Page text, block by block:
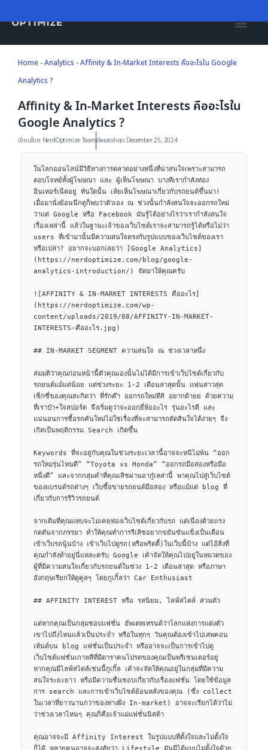
to
Home -Analytics -Affinity & In-Market Interests คืออะไรใน Google
Analytics ?
Affinity & In-Market Interests คืออะไรใน
Google Analytics ?
เขียนโดย NerdOptimize Teamอัพเดตล่าสุด December 25, 2024
ในโลกออนไลน์มีวิธีทางการตลาดอย่างหนึ่งที่น่าสนใจเพราะสามารถ
ตอบโจทย์ทั้งผู้โฆษณา และ ผู้เห็นโฆษณา บางทีเรากำลังท่อง
อินเทอร์เน็ตอยู่ ทันใดนั้น เห้ยเห็นโฆษณาเกี่ยวกับรถยนต์ขึ้นมา!
เมื่อมานั่งย้อนนึกดูก็พบว่าตัวเอง ณ ช่วงนั้นกำลังสนใจจะออกรถใหม่
ว่าแต่ Google หรือ Facebook มันรู้ได้อย่างไรว่าเรากำลังสนใจ
เรื่องเหล่านี้ แล้วในฐานะเจ้าของเว็บไซต์เราจะสามารถรู้ได้หรือไม่ว่า
users ที่เข้ามานั้นมีความสนใจตรงกับรูปแบบของเว็บไซต์ของเรา
หรือเปล่า? อยากจะบอกเลยว่า [Google Analytics]
(https://nerdoptimize.com/blog/google-
analytics-introduction/) จัดมาให้คุณครับ
![AFFINITY & IN-MARKET INTERESTS คืออะไร]
(https://nerdoptimize.com/wp-
content/uploads/2019/08/AFFINITY-IN-MARKET-
INTERESTS-คืออะไร.jpg)
## IN-MARKET SEGMENT ความสนใจ ณ ช่วงเวลาหนึ่ง
สมมติว่าคุณก่อนหน้านี้ตัวคุณเองนั้นไม่ได้มีการเข้าเว็บไซต์เกี่ยวกับ
รถยนต์แม้แต่น้อย แต่ช่วงระยะ 1-2 เดือนล่าสุดนั้น แฟนสาวสุด
เซ็กซี่ของคุณสะกิดว่า ที่รักค๊า ออกรถใหม่ทีสิ อยากด้ายย ด้วยความ
ที่เราป๋า+ใจสปอร์ต จึงเริ่มดูว่าจะออกยี่ห้ออะไร รุ่นอะไรดี และ
แน่นอนการซื้อรถคันใหม่ไม่ใช่เรื่องที่จะสามารถตัดสินใจได้ง่ายๆ จึง
เกิดเป็นพฤติกรรม Search เกิดขึ้น
Keywords ที่จะอยู่กับคุณในช่วงระยะเวลานี้อาจจะหนีไม่พ้น “ออก
รถใหม่รุ่นไหนดี” “Toyota vs Honda” “ออกรถมือสองหรือมือ
หนึ่งดี” และจากกลุ่มคำที่คุณเสิชผ่านอากู๋เหล่านี้ พาคุณไปสู่เว็บไซต์
ของแบรนด์รถต่างๆ เว็บซื้อขายรถยนต์มือสอง หรือแม้แต่ blog ที่
เกี่ยวกับการรีวิวรถยนต์
จากเดิมที่คุณแทบจะไม่เคยท่องเว็บไซต์เกี่ยวกับรถ แต่เนื่องด้วยแรง
กดดันจากภรรยา ทำให้คุณทำการรีเสิชอยากขยันขันแข็งเป็นเดือน
เข้าเว็บรถนู้นบ้าง เข้าเว็บไปดูรถ(หรือพริตตี้)ในเว็บนี้บ้าง แต่ไอ้สิ่งที่
คุณกำลังทำอยู่นี่แหละครับ Google เค้าจัดให้คุณไปอยู่ในหมวดของ
ผู้ที่มีความสนใจเกี่ยวกับรถยนต์ในช่วง 1-2 เดือนล่าสุด หรือภาษา
อังกฤษเรียกให้ดูคูลๆ โดยกูเกิ้ลว่า Car Enthusiast
## AFFINITY INTEREST หรือ รสนิยม, ไลฟ์สไตล์ ส่วนตัว
แต่หากคุณเป็นกลุ่มชอบแฟชั่น อัพเดทเทรนด์ว่าโลกแห่งการแต่งตัว
เขาไปถึงไหนแล้วเป็นประจำ หรือในทุกๆ วันคุณต้องเข้าไปเสพคอน
เท้นต์บน blog แฟชั่นเป็นประจำ หรืออาจจะเป็นการเข้าไปดู
เว็บไซต์แฟชั่นเกาหลีที่มีดาราคนโปรดของคุณเป็นพรีเซนเตอร์อยู่
หากคุณมีไลฟ์สไตล์เช่นนี้กูเกิ้ล เค้าจะจัดให้คุณอยู่ในกลุ่มที่มีความ
สนใจระยะยาว หรือมีความชื่นชอบเกี่ยวกับเรื่องแฟชั่น โดยใช้ข้อมูล
การ search และการเข้าเว็บไซต์ย้อนหลังของคุณ (ซึ่ง collect
ในเวลาที่ยาวนานกว่าของทางฝั่ง In-market) อาจจะเรียกได้ว่าไม่
ว่าช่วงเวลาไหนๆ คุณก็คือเจ้าแม่แฟชั่นนิสต้า
คุณอาจจะมี Affinity Interest ในรูปแบบที่ตั้งใจและไม่ตั้งใจ
ก็ได้ หลายคนอาจจะสงสัยว่า Lifestyle มันมีได้แบบไม่ตั้งใจด้วย